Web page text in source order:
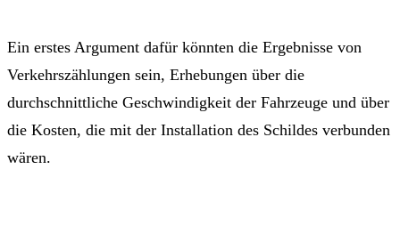
Ein erstes Argument dafür könnten die Ergebnisse von
Verkehrszählungen sein, Erhebungen über die
durchschnittliche Geschwindigkeit der Fahrzeuge und über
die Kosten, die mit der Installation des Schildes verbunden
wären.